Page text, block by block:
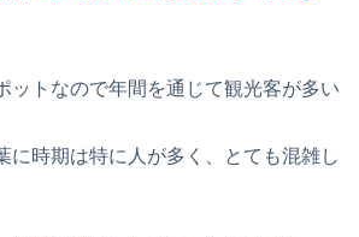
ットなので年間を通じて観光客が多い
に時期は特に人が多く、とても混雑し